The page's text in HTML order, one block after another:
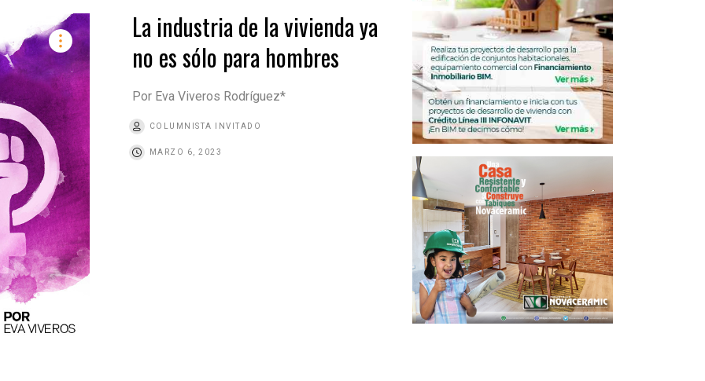
La industria de la vivienda ya
no es sólo para hombres
Por Eva Viveros Rodríguez*
COLUMNISTA INVITADO
MARZO 6, 2023